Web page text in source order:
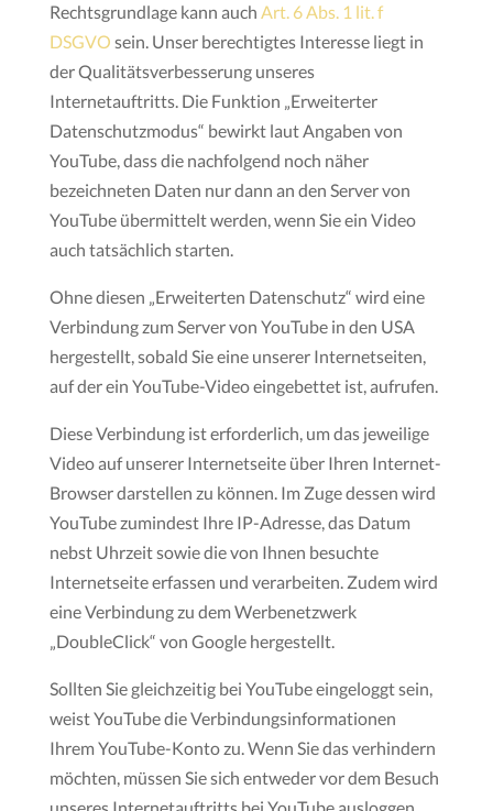
Rechtsgrundlage kann auch Art. 6 Abs. 1 lit. f
DSGVO sein. Unser berechtigtes Interesse liegt in
der Qualitätsverbesserung unseres
Internetauftritts. Die Funktion „Erweiterter
Datenschutzmodus“ bewirkt laut Angaben von
YouTube, dass die nachfolgend noch näher
bezeichneten Daten nur dann an den Server von
YouTube übermittelt werden, wenn Sie ein Video
auch tatsächlich starten.
Ohne diesen „Erweiterten Datenschutz“ wird eine
Verbindung zum Server von YouTube in den USA
hergestellt, sobald Sie eine unserer Internetseiten,
auf der ein YouTube-Video eingebettet ist, aufrufen.
Diese Verbindung ist erforderlich, um das jeweilige
Video auf unserer Internetseite über Ihren Internet-
Browser darstellen zu können. Im Zuge dessen wird
YouTube zumindest Ihre IP-Adresse, das Datum
nebst Uhrzeit sowie die von Ihnen besuchte
Internetseite erfassen und verarbeiten. Zudem wird
eine Verbindung zu dem Werbenetzwerk
„DoubleClick“ von Google hergestellt.
Sollten Sie gleichzeitig bei YouTube eingeloggt sein,
weist YouTube die Verbindungsinformationen
Ihrem YouTube-Konto zu. Wenn Sie das verhindern
möchten, müssen Sie sich entweder vor dem Besuch